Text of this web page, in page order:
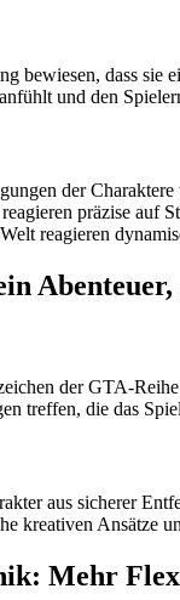
bewiesen, dass
und den
der
präzise auf
reagieren
Abenteuer,
der GTA-
treffen, die das
aus sicherer
kreativen Ansätze
Mehr